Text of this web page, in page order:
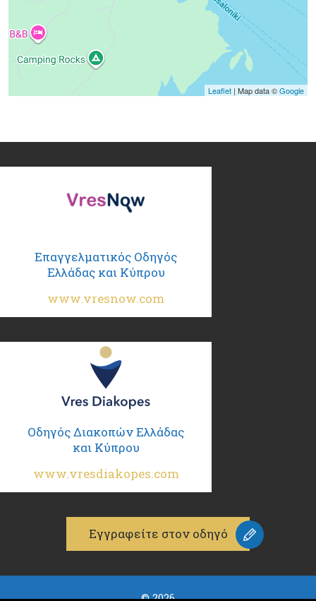
Leaflet | Map data ©Google
Επαγγελματικός Οδηγός
Ελλάδας και Κύπρου
www.vresnow.com
Οδηγός Διακοπών Ελλάδας
και Κύπρου
www.vresdiakopes.com
Εγγραφείτε στον οδηγό
© 2026